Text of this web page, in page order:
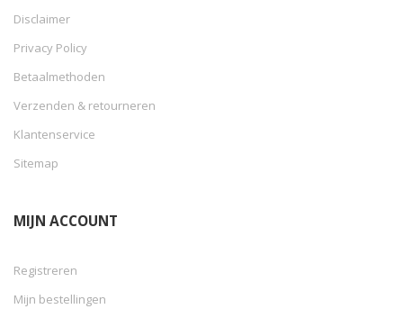
Disclaimer
Privacy Policy
Betaalmethoden
Verzenden & retourneren
Klantenservice
Sitemap
MIJN ACCOUNT
Registreren
Mijn bestellingen